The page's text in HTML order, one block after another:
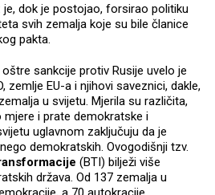
je, dok je postojao, forsirao politiku
svih zemalja koje su bile članice
pakta.
sankcije protiv Rusije uvelo je
zemlje EU-a i njihovi saveznici, dakle,
u svijetu. Mjerila su različita,
i prate demokratske i
uglavnom zaključuju da je
demokratskih. Ovogodišnji tzv.
(BTI) bilježi više
država. Od 137 zemalja u